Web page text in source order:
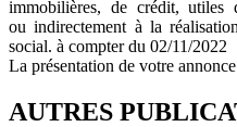
immobilières, de crédit, utiles
ou indirectement à la
social. à compter du 02/11/2022
La présentation de votre
AUTRES